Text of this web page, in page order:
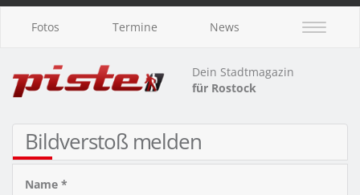
Fotos Termine News
Dein Stadtmagazin
für Rostock
Bildverstoß melden
Name *